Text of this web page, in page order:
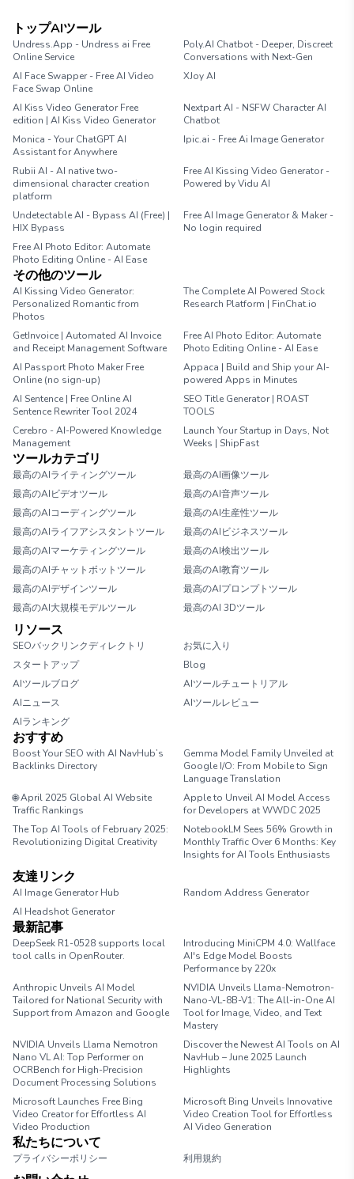
トップAIツール
Undress.App - Undress ai Free
Online Service
Poly.AI Chatbot - Deeper, Discreet
Conversations with Next-Gen
AI Face Swapper - Free AI Video
Face Swap Online
XJoy AI
AI Kiss Video Generator Free
edition | AI Kiss Video Generator
Nextpart AI - NSFW Character AI
Chatbot
Monica - Your ChatGPT AI
Assistant for Anywhere
Ipic.ai - Free Ai Image Generator
Rubii AI - AI native two-
dimensional character creation
platform
Free AI Kissing Video Generator -
Powered by Vidu AI
Undetectable AI - Bypass AI (Free) |
HIX Bypass
Free AI Image Generator & Maker -
No login required
Free AI Photo Editor: Automate
Photo Editing Online - AI Ease
その他のツール
AI Kissing Video Generator:
Personalized Romantic from
Photos
The Complete AI Powered Stock
Research Platform | FinChat.io
GetInvoice | Automated AI Invoice
and Receipt Management Software
Free AI Photo Editor: Automate
Photo Editing Online - AI Ease
AI Passport Photo Maker Free
Online (no sign-up)
Appaca | Build and Ship your AI-
powered Apps in Minutes
AI Sentence | Free Online AI
Sentence Rewriter Tool 2024
SEO Title Generator | ROAST
TOOLS
Cerebro - AI-Powered Knowledge
Management
Launch Your Startup in Days, Not
Weeks | ShipFast
ツールカテゴリ
最高のAIライティングツール
最高のAI画像ツール
最高のAIビデオツール
最高のAI音声ツール
最高のAIコーディングツール
最高のAI生産性ツール
最高のAIライフアシスタントツール
最高のAIビジネスツール
最高のAIマーケティングツール
最高のAI検出ツール
最高のAIチャットボットツール
最高のAI教育ツール
最高のAIデザインツール
最高のAIプロンプトツール
最高のAI大規模モデルツール
最高のAI 3Dツール
リソース
SEOバックリンクディレクトリ
お気に入り
スタートアップ
Blog
AIツールブログ
AIツールチュートリアル
AIニュース
AIツールレビュー
AIランキング
おすすめ
Boost Your SEO with AI NavHub’s
Backlinks Directory
Gemma Model Family Unveiled at
Google I/O: From Mobile to Sign
Language Translation
🌐 April 2025 Global AI Website
Traffic Rankings
Apple to Unveil AI Model Access
for Developers at WWDC 2025
The Top AI Tools of February 2025:
Revolutionizing Digital Creativity
NotebookLM Sees 56% Growth in
Monthly Traffic Over 6 Months: Key
Insights for AI Tools Enthusiasts
友達リンク
AI Image Generator Hub
Random Address Generator
AI Headshot Generator
最新記事
DeepSeek R1-0528 supports local
tool calls in OpenRouter.
Introducing MiniCPM 4.0: Wallface
AI's Edge Model Boosts
Performance by 220x
Anthropic Unveils AI Model
Tailored for National Security with
Support from Amazon and Google
NVIDIA Unveils Llama-Nemotron-
Nano-VL-8B-V1: The All-in-One AI
Tool for Image, Video, and Text
Mastery
NVIDIA Unveils Llama Nemotron
Nano VL AI: Top Performer on
OCRBench for High-Precision
Document Processing Solutions
Discover the Newest AI Tools on AI
NavHub – June 2025 Launch
Highlights
Microsoft Launches Free Bing
Video Creator for Effortless AI
Video Production
Microsoft Bing Unveils Innovative
Video Creation Tool for Effortless
AI Video Generation
私たちについて
プライバシーポリシー 利用規約